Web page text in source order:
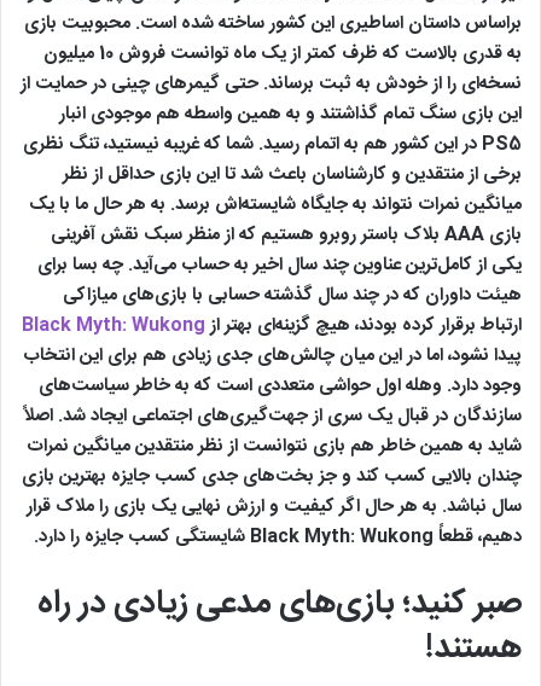
براساس داستان اساطیری این کشور ساخته شده است. محبوبیت بازی
به قدری بالاست که ظرف کمتر از یک ماه توانست فروش 10 میلیون
نسخه‌ای را از خودش به ثبت برساند. حتی گیمرهای چینی در حمایت از
این بازی سنگ تمام گذاشتند و به همین واسطه هم موجودی انبار
PS5 در این کشور هم به اتمام رسید. شما که غریبه نیستید، تنگ نظری
برخی از منتقدین و کارشناسان باعث شد تا این بازی حداقل از نظر
میانگین نمرات نتواند به جایگاه شایسته‌اش برسد. به هر حال ما با یک
بازی AAA بلاک باستر روبرو هستیم که از منظر سبک نقش آفرینی
یکی از کامل‌ترین عناوین چند سال اخیر به حساب می‌آید. چه بسا برای
هیئت داوران که در چند سال گذشته حسابی با بازی‌های میازاکی
ارتباط برقرار کرده بودند، هیچ گزینه‌ای بهتر از Black Myth: Wukong
پیدا نشود، اما در این میان چالش‌های جدی زیادی هم برای این انتخاب
وجود دارد. وهله اول حواشی متعددی است که به خاطر سیاست‌های
سازندگان در قبال یک سری از جهت‌گیری‌های اجتماعی ایجاد شد. اصلاً
شاید به همین خاطر هم بازی نتوانست از نظر منتقدین میانگین نمرات
چندان بالایی کسب کند و جز بخت‌های جدی کسب جایزه بهترین بازی
سال نباشد. به هر حال اگر کیفیت و ارزش نهایی یک بازی را ملاک قرار
دهیم، قطعاً Black Myth: Wukong شایستگی کسب جایزه را دارد.
صبر کنید؛ بازی‌های مدعی زیادی در راه
هستند!